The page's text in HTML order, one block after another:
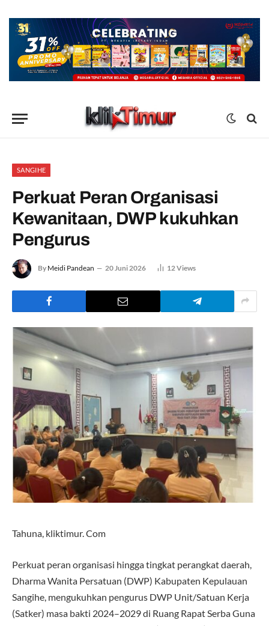
SANGIHE
Perkuat Peran Organisasi
Kewanitaan, DWP kukuhkan
Pengurus
By Meidi Pandean 20 Juni 2026 12Views
Tahuna, kliktimur. Com
Perkuat peran organisasi hingga tingkat perangkat daerah,
Dharma Wanita Persatuan (DWP) Kabupaten Kepulauan
Sangihe, mengukuhkan pengurus DWP Unit/Satuan Kerja
(Satker) masa bakti 2024–2029 di Ruang Rapat Serba Guna